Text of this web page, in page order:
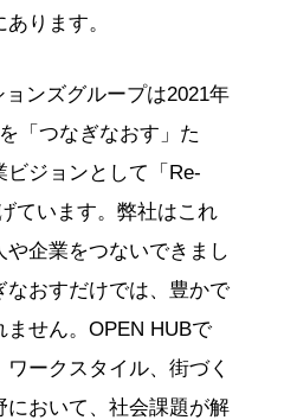
ります。
ンズグループは2021年
「つなぎなおす」た
ジョンとして「Re-
ています。弊社はこれ
や企業をつないできまし
なおすだけでは、豊かで
せん。OPEN HUBで
ークスタイル、街づく
において、社会課題が解